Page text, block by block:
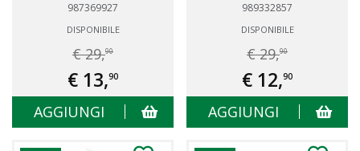
987369927
DISPONIBILE
€ 29,90
€ 13,90
AGGIUNGI
989332857
DISPONIBILE
€ 29,90
€ 12,90
AGGIUNGI